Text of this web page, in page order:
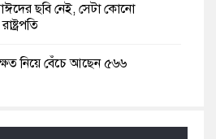
ছবি নেই, সেটা কোনো
ক্ষত নিয়ে বেঁচে আছেন ৫৬৬